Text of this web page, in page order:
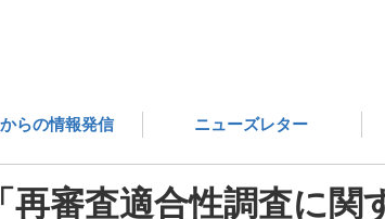
らの情報発信 ニューズレター
審査適合性調査に関